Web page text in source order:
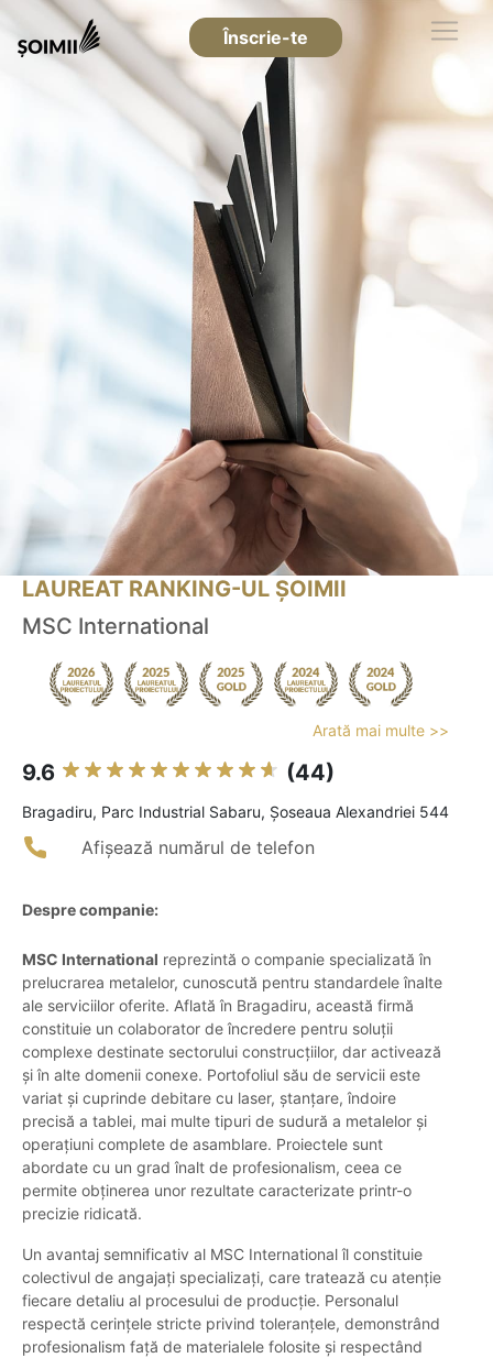
Înscrie-te
LAUREAT RANKING-UL ȘOIMII
MSC International
Arată mai multe >>
9.6 (44)
Bragadiru, Parc Industrial Sabaru, Șoseaua Alexandriei 544
Afișează numărul de telefon
Despre companie:
MSC International reprezintă o companie specializată în
prelucrarea metalelor, cunoscută pentru standardele înalte
ale serviciilor oferite. Aflată în Bragadiru, această firmă
constituie un colaborator de încredere pentru soluții
complexe destinate sectorului construcțiilor, dar activează
și în alte domenii conexe. Portofoliul său de servicii este
variat și cuprinde debitare cu laser, ștanțare, îndoire
precisă a tablei, mai multe tipuri de sudură a metalelor și
operațiuni complete de asamblare. Proiectele sunt
abordate cu un grad înalt de profesionalism, ceea ce
permite obținerea unor rezultate caracterizate printr-o
precizie ridicată.
Un avantaj semnificativ al MSC International îl constituie
colectivul de angajați specializați, care tratează cu atenție
fiecare detaliu al procesului de producție. Personalul
respectă cerințele stricte privind toleranțele, demonstrând
profesionalism față de materialele folosite și respectând